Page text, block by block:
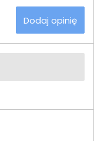
Dodaj opinię